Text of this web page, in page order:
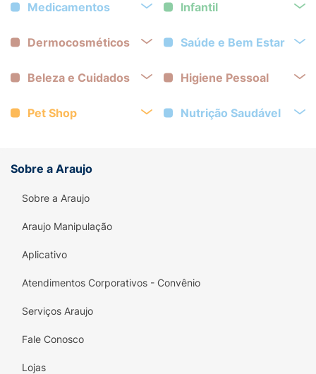
Medicamentos Infantil
Dermocosméticos Saúde e Bem Estar
Beleza e Cuidados Higiene Pessoal
Pet Shop Nutrição Saudável
Sobre a Araujo
Sobre a Araujo
Araujo Manipulação
Aplicativo
Atendimentos Corporativos - Convênio
Serviços Araujo
Fale Conosco
Lojas